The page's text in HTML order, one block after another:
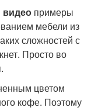
видео примеры
мебели из
сложностей с
Просто во
цветом
кофе. Поэтому